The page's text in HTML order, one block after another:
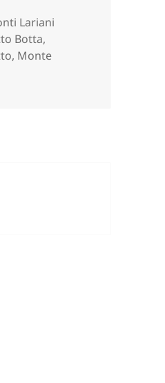
Lariani
Botta,
, Monte